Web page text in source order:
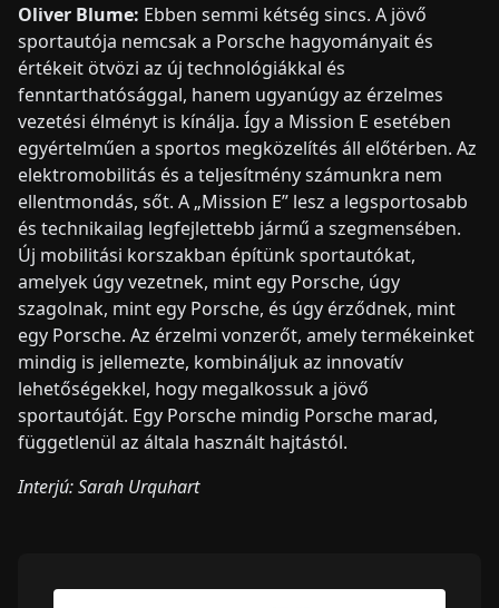
Oliver Blume: Ebben semmi kétség sincs. A jövő
sportautója nemcsak a Porsche hagyományait és
értékeit ötvözi az új technológiákkal és
fenntarthatósággal, hanem ugyanúgy az érzelmes
vezetési élményt is kínálja. Így a Mission E esetében
egyértelműen a sportos megközelítés áll előtérben. Az
elektromobilitás és a teljesítmény számunkra nem
ellentmondás, sőt. A „Mission E” lesz a legsportosabb
és technikailag legfejlettebb jármű a szegmensében.
Új mobilitási korszakban építünk sportautókat,
amelyek úgy vezetnek, mint egy Porsche, úgy
szagolnak, mint egy Porsche, és úgy érződnek, mint
egy Porsche. Az érzelmi vonzerőt, amely termékeinket
mindig is jellemezte, kombináljuk az innovatív
lehetőségekkel, hogy megalkossuk a jövő
sportautóját. Egy Porsche mindig Porsche marad,
függetlenül az általa használt hajtástól.
Interjú: Sarah Urquhart